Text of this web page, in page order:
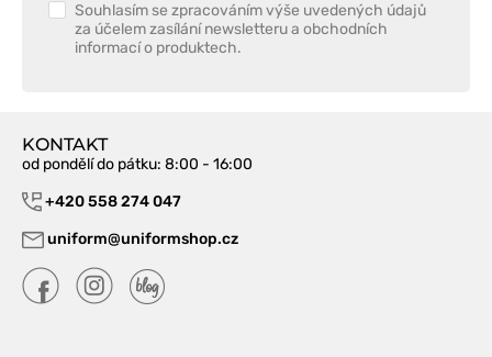
Souhlasím se zpracováním výše uvedených údajů
za účelem zasílání newsletteru a obchodních
informací o produktech.
KONTAKT
od pondělí do pátku: 8:00 - 16:00
+420 558 274 047
uniform@uniformshop.cz